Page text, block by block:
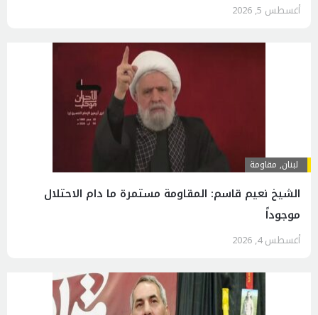
أغسطس 5, 2026
لبنان, مقاومة
الشيخ نعيم قاسم: المقاومة مستمرة ما دام الاحتلال
موجوداً
أغسطس 4, 2026